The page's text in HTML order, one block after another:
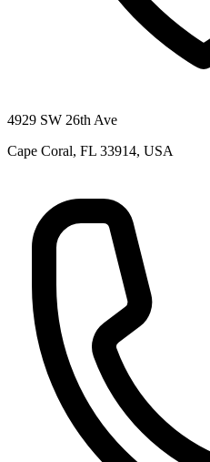
4929 SW 26th Ave
Cape Coral, FL 33914, USA